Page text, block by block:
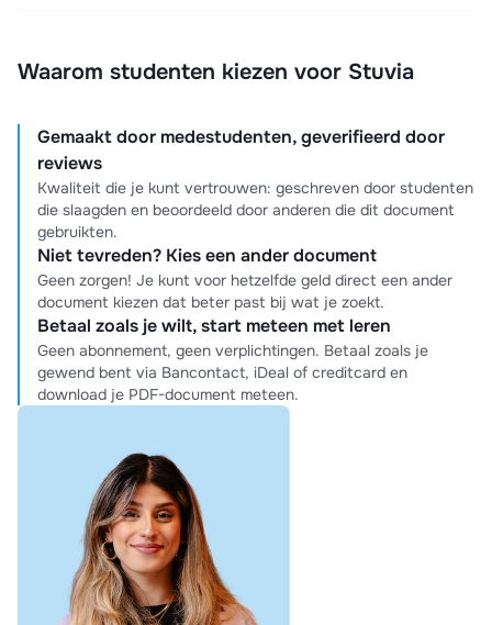
Waarom studenten kiezen voor Stuvia
Gemaakt door medestudenten, geverifieerd door
reviews
Kwaliteit die je kunt vertrouwen: geschreven door studenten
die slaagden en beoordeeld door anderen die dit document
gebruikten.
Niet tevreden? Kies een ander document
Geen zorgen! Je kunt voor hetzelfde geld direct een ander
document kiezen dat beter past bij wat je zoekt.
Betaal zoals je wilt, start meteen met leren
Geen abonnement, geen verplichtingen. Betaal zoals je
gewend bent via Bancontact, iDeal of creditcard en
download je PDF-document meteen.